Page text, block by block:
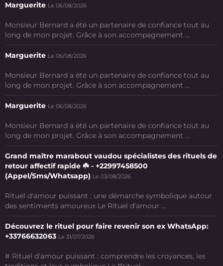
Marguerite Le 06/08/2026
Monsieur Bernard a été un partenaire de confiance tout au
long de mon projet. Grâce à son accompagnement ...
Marguerite Le 06/08/2026
Monsieur Bernard a été un partenaire de confiance tout au
long de mon projet. Grâce à son accompagnement ...
Marguerite Le 06/08/2026
Monsieur Bernard a été un partenaire de confiance tout au
long de mon projet. Grâce à son accompagnement ...
Grand maître marabout vaudou spécialistes des rituels de
retour affectif rapide ☘️ - +22997458500
(Appel/Sms/Whatsapp) Le 03/08/2026
Rituel d'amour puissant : une démarche symbolique autour
des sentiments amoureux Le Rituel d'amour ...
Découvrez le rituel pour faire revenir son ex WhatsApp:
+33766632063 Le 31/07/2026
# Rituel d'amour puissant : comprendre les croyances, les